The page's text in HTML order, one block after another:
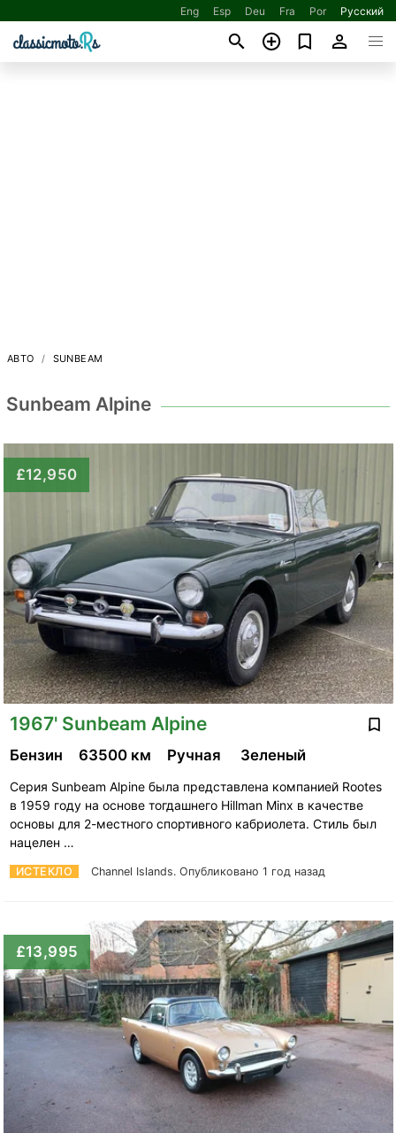
Eng Esp Deu Fra Por Русский
АВТО SUNBEAM
Sunbeam Alpine
£12,950
1967' Sunbeam Alpine
ИСТЕКЛО Channel Islands. Опубликовано 1 год назад
Бензин 63500 км Ручная Зеленый
Серия Sunbeam Alpine была представлена ​​компанией Rootes
в 1959 году на основе тогдашнего Hillman Minx в качестве
основы для 2-местного спортивного кабриолета. Стиль был
нацелен …
£13,995